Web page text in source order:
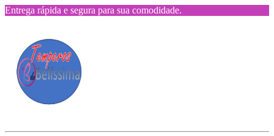
Entrega rápida e segura para sua comodidade.